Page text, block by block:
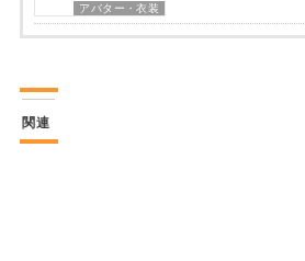
アバター・衣装
関連